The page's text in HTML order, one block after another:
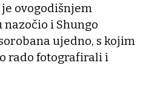
ovogodišnjem
i Shungo
ujedno, s kojim
rado fotografirali i